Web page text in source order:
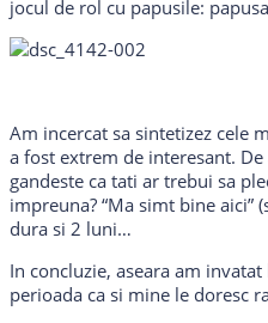
jocul de rol cu papusile:
Am incercat sa sintetizez cele
a fost extrem de interesant.
gandeste ca tati ar trebui sa
impreuna? “Ma simt bine
dura si 2 luni…
In concluzie, aseara am
perioada ca si mine le doresc